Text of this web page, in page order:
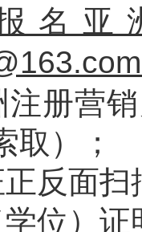
名亚
注册营
取）；
反面扫
位）证